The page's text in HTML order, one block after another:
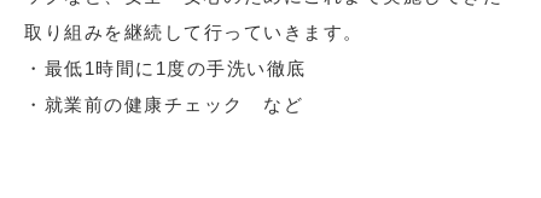
取り組みを継続して行っていきます。
・最低1時間に1度の手洗い徹底
・就業前の健康チェック など